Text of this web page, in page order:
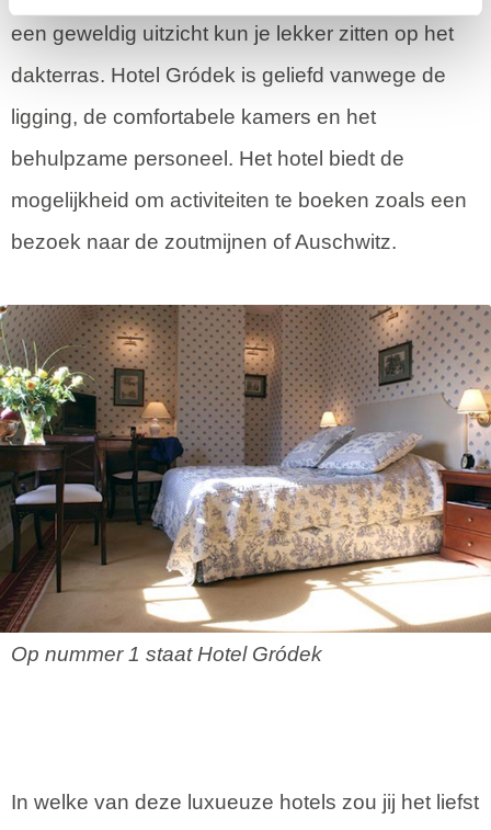
een geweldig uitzicht kun je lekker zitten op het
dakterras. Hotel Gródek is geliefd vanwege de
ligging, de comfortabele kamers en het
behulpzame personeel. Het hotel biedt de
mogelijkheid om activiteiten te boeken zoals een
bezoek naar de zoutmijnen of Auschwitz.
Op nummer 1 staat Hotel Gródek
In welke van deze luxueuze hotels zou jij het liefst